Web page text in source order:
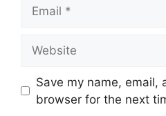
Save my name, email,
browser for the next